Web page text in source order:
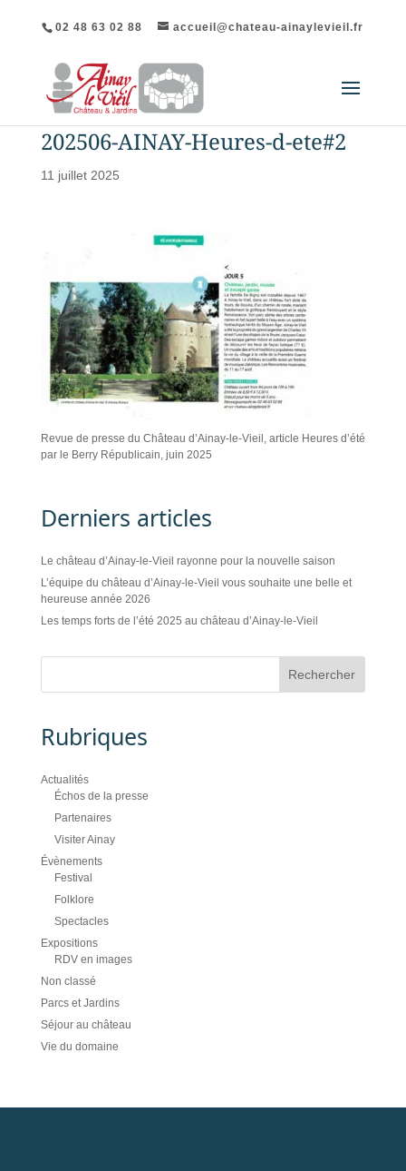
02 48 63 02 88 accueil@chateau-ainaylevieil.fr
202506-AINAY-Heures-d-ete#2
11 juillet 2025
Revue de presse du Château d’Ainay-le-Vieil, article Heures d’été
par le Berry Républicain, juin 2025
Derniers articles
Le château d’Ainay-le-Vieil rayonne pour la nouvelle saison
L’équipe du château d’Ainay-le-Vieil vous souhaite une belle et
heureuse année 2026
Les temps forts de l’été 2025 au château d’Ainay-le-Vieil
Rubriques
Actualités
Échos de la presse
Partenaires
Visiter Ainay
Évènements
Festival
Folklore
Spectacles
Expositions
RDV en images
Non classé
Parcs et Jardins
Séjour au château
Vie du domaine